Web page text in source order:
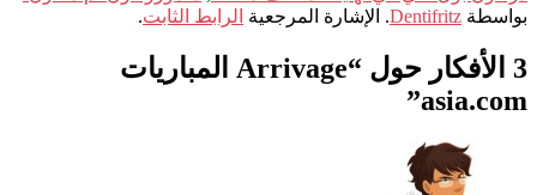
بواسطة Dentifritz. الإشارة المرجعية الرابط الثابت.
3 الأفكار حول “
Arrivage المباريات
asia.com
”